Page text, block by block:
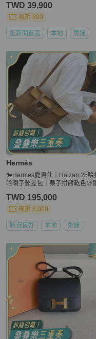
TWD 39,900
現折 800
近新閒置品 本地 免運
Hermès
🐎Hermes愛馬仕｜Halzan 25哈
哈喇子郵差包｜栗子拼餅乾色🍪
TWD 195,000
現折 8,000
狀況良好 本地 免運